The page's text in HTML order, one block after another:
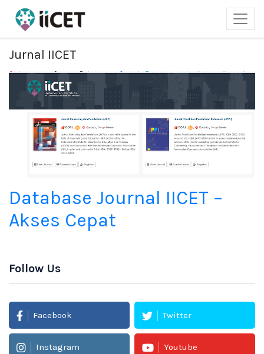
Jurnal IICET
Database Journal IICET –
Akses Cepat
Follow Us
Facebook Twitter
Instagram Youtube